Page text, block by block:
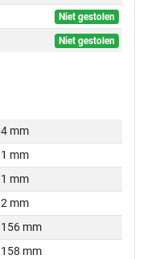
Niet gestolen
Niet gestolen
4 mm
1 mm
1 mm
2 mm
156 mm
158 mm